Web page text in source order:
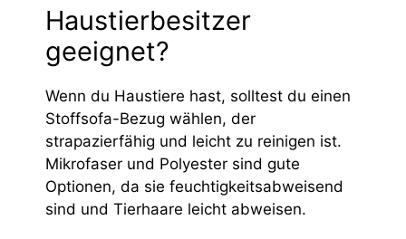
Haustierbesitzer
geeignet?
Wenn du Haustiere hast, solltest du einen
Stoffsofa-Bezug wählen, der
strapazierfähig und leicht zu reinigen ist.
Mikrofaser und Polyester sind gute
Optionen, da sie feuchtigkeitsabweisend
sind und Tierhaare leicht abweisen.